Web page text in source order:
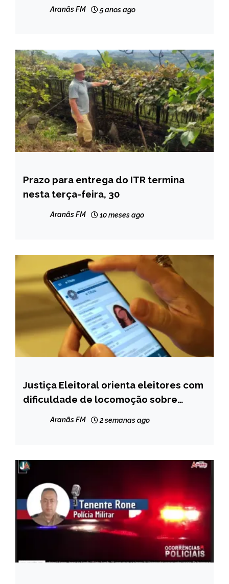
Aranãs FM 5 anos ago
BRASIL
NOTÍCIAS
Prazo para entrega do ITR termina
nesta terça-feira, 30
Aranãs FM 10 meses ago
CAPELINHA
NOTÍCIAS
Justiça Eleitoral orienta eleitores com
dificuldade de locomoção sobre
Aranãs FM 2 semanas ago